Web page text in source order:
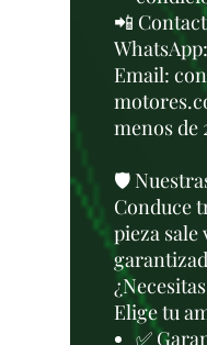
📲
Email:
menos de
🛡️
Conduce
pieza sale
Elige tu
✅